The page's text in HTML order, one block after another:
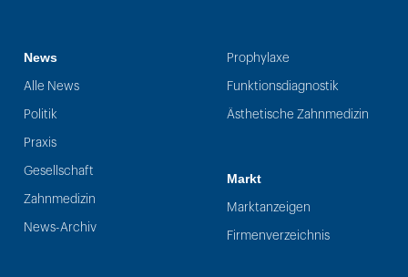
News
Alle News
Politik
Praxis
Gesellschaft
Zahnmedizin
News-Archiv
Prophylaxe
Funktionsdiagnostik
Ästhetische Zahnmedizin
Markt
Marktanzeigen
Firmenverzeichnis